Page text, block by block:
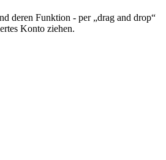
deren Funktion - per „drag and drop“
Konto ziehen.